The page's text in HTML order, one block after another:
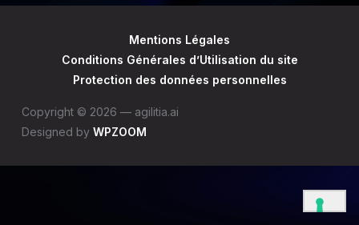
Mentions Légales
Conditions Générales d’Utilisation du site
Protection des données personnelles
Copyright © 2026 — agilitia.ai
Designed by WPZOOM